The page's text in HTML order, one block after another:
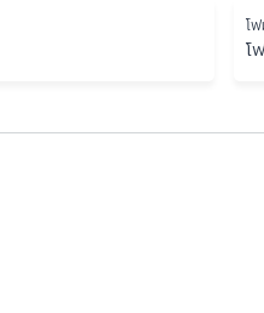
ภัณฑ์ป้องกันแสงแดดสำหรับผิ
ภัณฑ์อาบน้ำ
โ
โ